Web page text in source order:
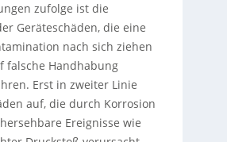
zufolge ist die
Geräteschäden, die eine
nach sich ziehen
falsche Handhabung
Erst in zweiter Linie
auf, die durch Korrosion
Ereignisse wie